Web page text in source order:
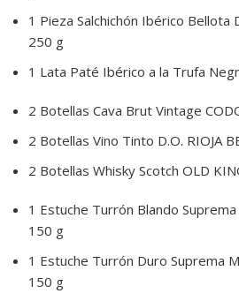
1 Pieza Salchichón Ibérico Bellota
250 g
1 Lata Paté Ibérico a la Trufa
2 Botellas Cava Brut Vintage
2 Botellas Vino Tinto D.O. RIOJA
2 Botellas Whisky Scotch OLD
1 Estuche Turrón Blando Suprema
150 g
1 Estuche Turrón Duro Suprema
150 g